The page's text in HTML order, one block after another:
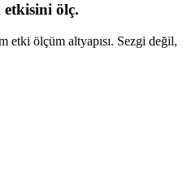
etkisini ölç.
etki ölçüm altyapısı. Sezgi değil,